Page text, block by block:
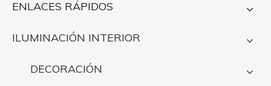
ENLACES RÁPIDOS
ILUMINACIÓN INTERIOR
DECORACIÓN